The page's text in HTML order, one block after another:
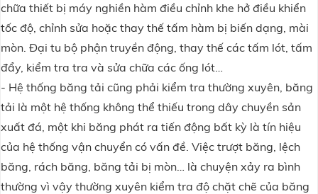
chữa thiết bị máy nghiền hàm điều chỉnh khe hở điều khiển
tốc độ, chỉnh sửa hoặc thay thế tấm hàm bị biến dạng, mài
mòn. Đại tu bộ phận truyền động, thay thế các tấm lót, tấm
đẩy, kiểm tra tra và sửa chữa các ống lót…
- Hệ thống băng tải cũng phải kiểm tra thường xuyên, băng
tải là một hệ thống không thể thiếu trong dây chuyền sản
xuất đá, một khi băng phát ra tiến động bất kỳ là tín hiệu
của hệ thống vận chuyển có vấn đề. Việc trượt băng, lệch
băng, rách băng, băng tải bị mòn… là chuyện xảy ra bình
thường vì vậy thường xuyên kiểm tra độ chặt chẽ của băng